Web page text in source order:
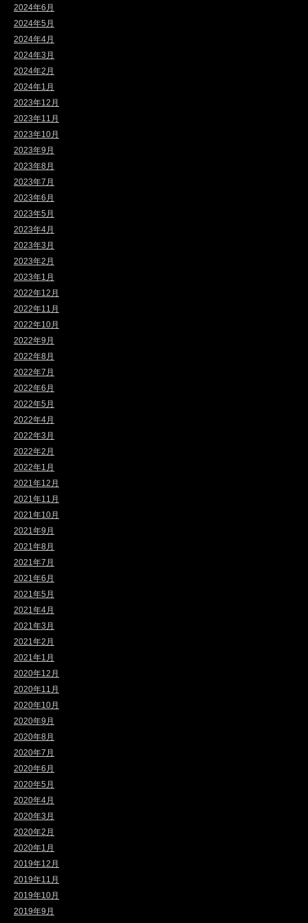
2024年6月
2024年5月
2024年4月
2024年3月
2024年2月
2024年1月
2023年12月
2023年11月
2023年10月
2023年9月
2023年8月
2023年7月
2023年6月
2023年5月
2023年4月
2023年3月
2023年2月
2023年1月
2022年12月
2022年11月
2022年10月
2022年9月
2022年8月
2022年7月
2022年6月
2022年5月
2022年4月
2022年3月
2022年2月
2022年1月
2021年12月
2021年11月
2021年10月
2021年9月
2021年8月
2021年7月
2021年6月
2021年5月
2021年4月
2021年3月
2021年2月
2021年1月
2020年12月
2020年11月
2020年10月
2020年9月
2020年8月
2020年7月
2020年6月
2020年5月
2020年4月
2020年3月
2020年2月
2020年1月
2019年12月
2019年11月
2019年10月
2019年9月